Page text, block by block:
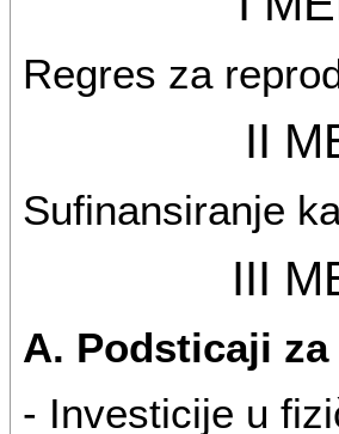
Regres za
II
Sufinansiranje
III
A. Podsticaji
- Investicije u